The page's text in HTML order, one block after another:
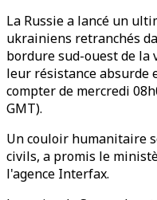
La Russie a lancé un
ukrainiens retranchés
bordure sud-ouest de la
leur résistance absurde
compter de mercredi
GMT).
Un couloir humanitaire
civils, a promis le
l'agence Interfax.